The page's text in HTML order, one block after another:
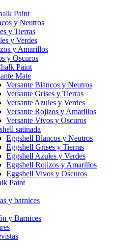
Paint
y Neutros
y Tierras
y Verdes
y Amarillos
y Oscuros
Paint
Mate
Versante Blancos y Neutros
Versante Grises y Tierras
Versante Azules y Verdes
Versante Rojizos y Amarillos
Versante Vivos y Oscuros
satinada
Eggshell Blancos y Neutros
Eggshell Grises y Tierras
Eggshell Azules y Verdes
Eggshell Rojizos y Amarillos
Eggshell Vivos y Oscuros
Paint
y barnices
y Barnices